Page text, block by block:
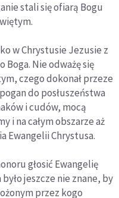
stali się ofiarą Bogu
w Chrystusie Jezusie z
Boga. Nie odważę się
czego dokonał przeze
do posłuszeństwa
i cudów, mocą
i na całym obszarze aż
Ewangelii Chrystusa.
głosić Ewangelię
jeszcze nie znane, by
przez kogo